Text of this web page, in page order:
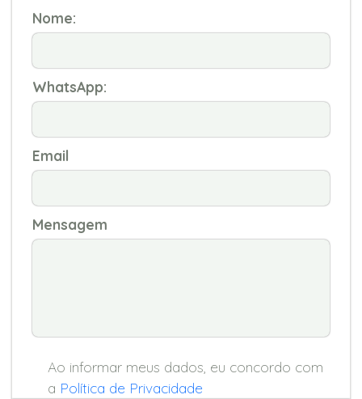
Nome:
WhatsApp:
Email
Mensagem
Ao informar meus dados, eu concordo com
a Política de Privacidade